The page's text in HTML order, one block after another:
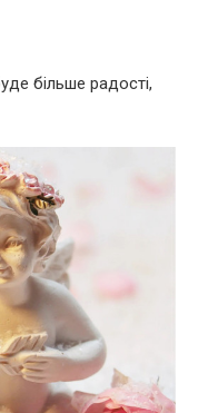
більше радості,